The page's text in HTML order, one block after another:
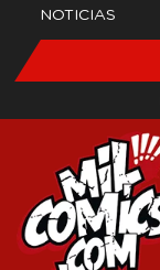
NOTICIAS